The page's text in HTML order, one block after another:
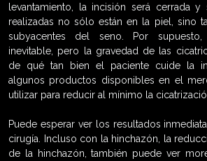
levantamiento, la incisión será cerrada y
realizadas no sólo están en la piel, sino
subyacentes del seno. Por
inevitable, pero la gravedad de las
de qué tan bien el paciente cuide la
algunos productos disponibles en el
utilizar para reducir al mínimo la
Puede esperar ver los resultados
cirugía. Incluso con la hinchazón, la
de la hinchazón, también puede ver